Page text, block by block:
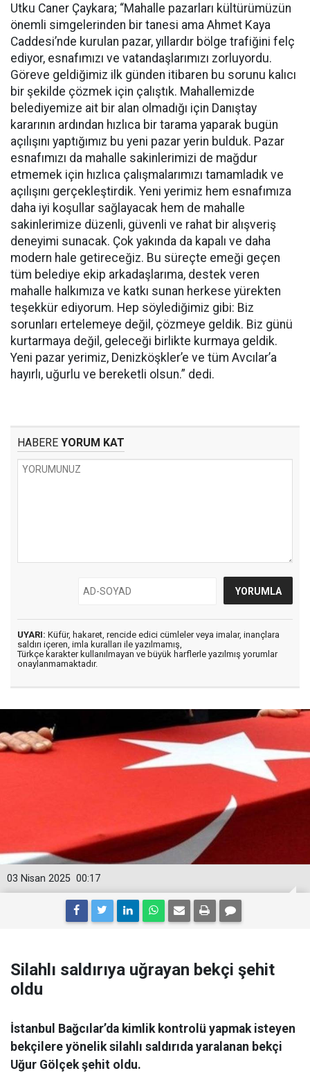
Utku Caner Çaykara; “Mahalle pazarları kültürümüzün
önemli simgelerinden bir tanesi ama Ahmet Kaya
Caddesi’nde kurulan pazar, yıllardır bölge trafiğini felç
ediyor, esnafımızı ve vatandaşlarımızı zorluyordu.
Göreve geldiğimiz ilk günden itibaren bu sorunu kalıcı
bir şekilde çözmek için çalıştık. Mahallemizde
belediyemize ait bir alan olmadığı için Danıştay
kararının ardından hızlıca bir tarama yaparak bugün
açılışını yaptığımız bu yeni pazar yerin bulduk. Pazar
esnafımızı da mahalle sakinlerimizi de mağdur
etmemek için hızlıca çalışmalarımızı tamamladık ve
açılışını gerçekleştirdik. Yeni yerimiz hem esnafımıza
daha iyi koşullar sağlayacak hem de mahalle
sakinlerimize düzenli, güvenli ve rahat bir alışveriş
deneyimi sunacak. Çok yakında da kapalı ve daha
modern hale getireceğiz. Bu süreçte emeği geçen
tüm belediye ekip arkadaşlarıma, destek veren
mahalle halkımıza ve katkı sunan herkese yürekten
teşekkür ediyorum. Hep söylediğimiz gibi: Biz
sorunları ertelemeye değil, çözmeye geldik. Biz günü
kurtarmaya değil, geleceği birlikte kurmaya geldik.
Yeni pazar yerimiz, Denizköşkler’e ve tüm Avcılar’a
hayırlı, uğurlu ve bereketli olsun.” dedi.
HABERE YORUM KAT
UYARI: Küfür, hakaret, rencide edici cümleler veya imalar, inançlara
saldırı içeren, imla kuralları ile yazılmamış,
Türkçe karakter kullanılmayan ve büyük harflerle yazılmış yorumlar
onaylanmamaktadır.
00:17
03 Nisan 2025
Silahlı saldırıya uğrayan bekçi şehit
oldu
İstanbul Bağcılar’da kimlik kontrolü yapmak isteyen
bekçilere yönelik silahlı saldırıda yaralanan bekçi
Uğur Gölçek şehit oldu.